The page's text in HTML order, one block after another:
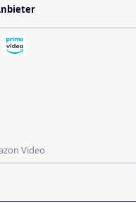
Video